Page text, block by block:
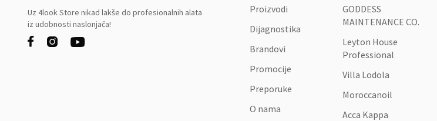
Uz 4look Store nikad lakše do profesionalnih alata
iz udobnosti naslonjača!
  
Proizvodi
Dijagnostika
Brandovi
Promocije
Preporuke
O nama
GODDESS
MAINTENANCE CO.
Leyton House
Professional
Villa Lodola
Moroccanoil
Acca Kappa